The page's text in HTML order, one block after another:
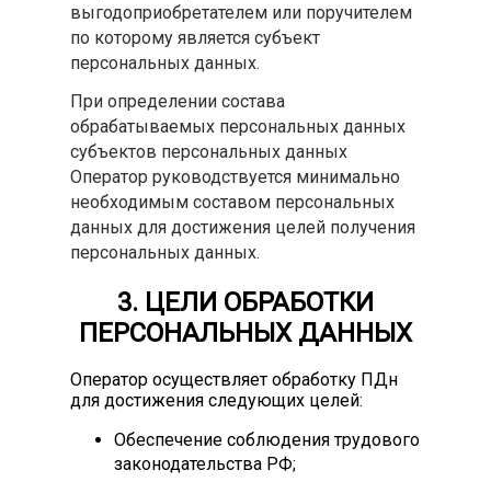
выгодоприобретателем или поручителем
по которому является субъект
персональных данных.
При определении состава
обрабатываемых персональных данных
субъектов персональных данных
Оператор руководствуется минимально
необходимым составом персональных
данных для достижения целей получения
персональных данных.
3. ЦЕЛИ ОБРАБОТКИ
ПЕРСОНАЛЬНЫХ ДАННЫХ
Оператор осуществляет обработку ПДн
для достижения следующих целей:
Обеспечение соблюдения трудового
законодательства РФ;